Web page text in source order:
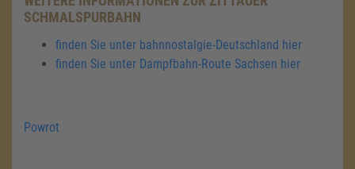
SCHMALSPURBAHN
finden Sie unter bahnnostalgie-Deutschland hier
finden Sie unter Dampfbahn-Route Sachsen hier
Powrot